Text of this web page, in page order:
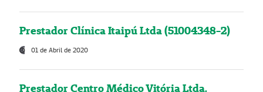
Prestador Clínica Itaipú Ltda (51004348-2)
01 de Abril de 2020
Prestador Centro Médico Vitória Ltda,